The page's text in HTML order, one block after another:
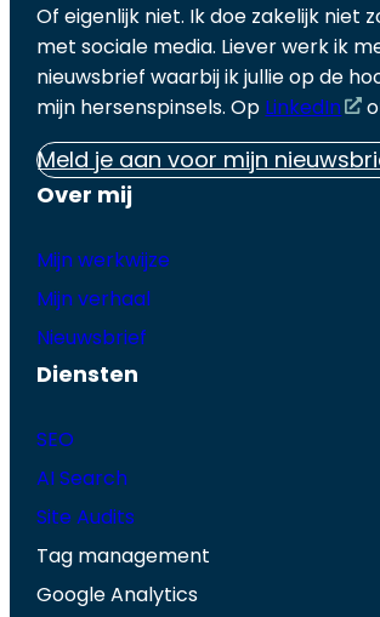
Of eigenlijk niet. Ik doe zakelijk niet
met sociale media. Liever werk ik
nieuwsbrief waarbij ik jullie op de
mijn hersenspinsels. Op LinkedIn
Meld je aan voor mijn
Over mij
Mijn werkwijze
Mijn verhaal
Nieuwsbrief
Diensten
SEO
AI Search
Site Audits
Tag management
Google Analytics